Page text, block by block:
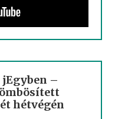
jEgyben –
hétvégén